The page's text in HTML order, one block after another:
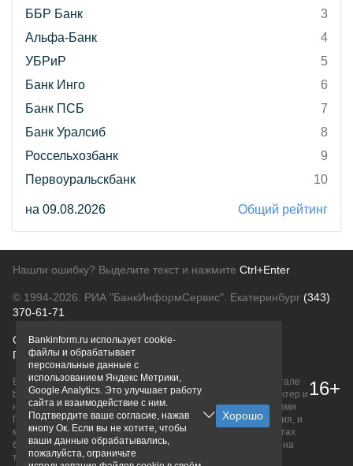
ББР Банк
3
Альфа-Банк
4
УБРиР
5
Банк Инго
6
Банк ПСБ
7
Банк Уралсиб
8
Россельхозбанк
9
Первоуральскбанк
10
на 09.08.2026 Общий рейтинг
Нашли ошибку? Выделите текст и нажмите Ctrl+Enter
© 1994-2026. РИА "БанкИнформСервис". Екатеринбург (343)
370-61-71
О проектеПолитика конфиденциальности
Правовая информацияДля рекламодателей
Вся информация о продуктах банков, размещенная на портале
bankinform.ru, носит исключительно ознакомительный характер и
не является публичной офертой, определяемой положениями
ГК РФ. Информация не содержит точного и полного описания, и
может быть изменена. Конечные условия уточняйте на сайтах
банков или при личном обращении. Исключительное право на
товарные знаки принадлежит их правообладателям.
16+
Bankinform.ru использует cookie-
файлы и обрабатывает
персональные данные с
использованием Яндекс Метрики,
Google Analytics. Это улучшает работу
сайта и взаимодействие с ним.
Подтвердите ваше согласие, нажав
кнопу Ок. Если вы не хотите, чтобы
ваши данные обрабатывались,
пожалуйста, ограничьте